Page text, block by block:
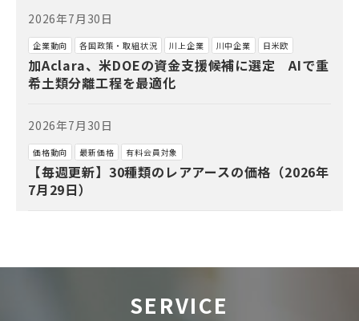
2026年7月30日
企業動向 各国政策・取組状況 川上企業 川中企業 日米欧
加Aclara、米DOEの資金支援候補に選定 AIで重
希土類分離工程を最適化
2026年7月30日
価格動向 最新価格 有料会員対象
【毎週更新】30種類のレアアースの価格（2026年
7月29日）
SERVICE